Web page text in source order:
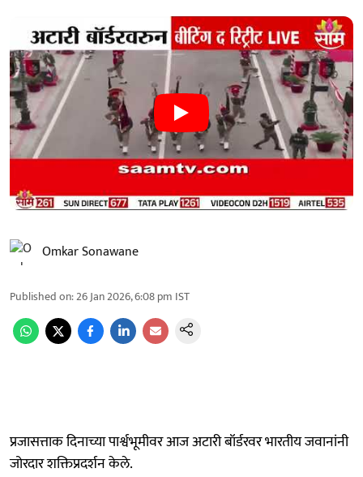
Omkar Sonawane
Published on:26 Jan 2026, 6:08 pm IST
प्रजासत्ताक दिनाच्या पार्श्वभूमीवर आज अटारी बॉर्डरवर भारतीय जवानांनी
जोरदार शक्तिप्रदर्शन केले.